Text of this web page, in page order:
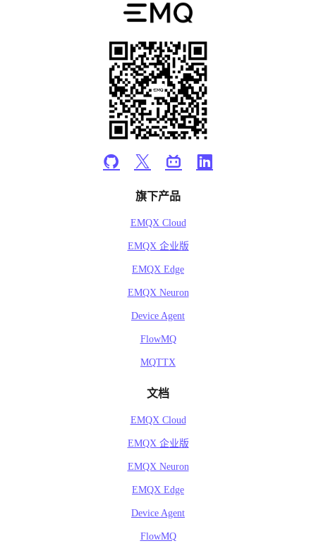
旗下产品
EMQX Cloud
EMQX 企业版
EMQX Edge
EMQX Neuron
Device Agent
FlowMQ
MQTTX
文档
EMQX Cloud
EMQX 企业版
EMQX Neuron
EMQX Edge
Device Agent
FlowMQ